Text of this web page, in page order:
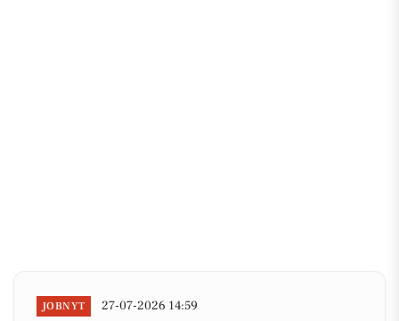
JOBNYT 27-07-2026 14:59